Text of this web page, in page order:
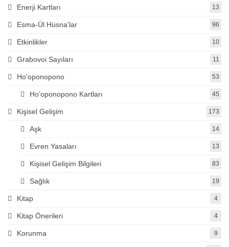
Enerji Kartları 13
Esma-Ül Hüsna'lar 96
Etkinlikler 10
Grabovoi Sayıları 11
Ho'oponopono 53
Ho’oponopono Kartları 45
Kişisel Gelişim 173
Aşk 14
Evren Yasaları 13
Kişisel Gelişim Bilgileri 83
Sağlık 19
Kitap 4
Kitap Önerileri 4
Korunma 9